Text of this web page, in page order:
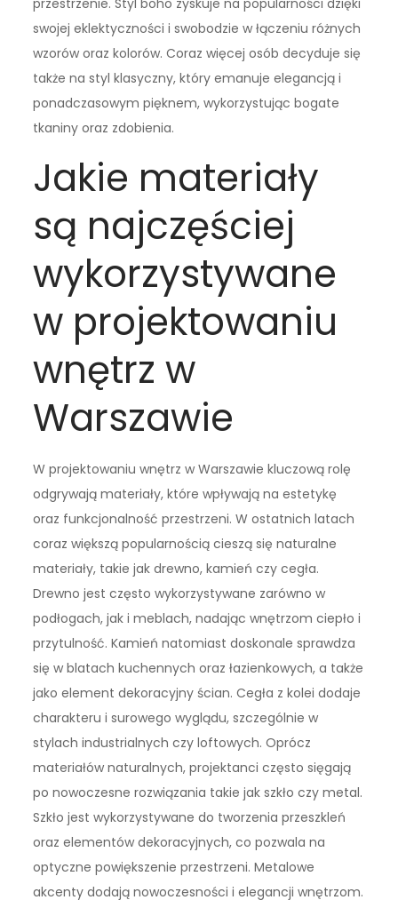
przestrzenie. Styl boho zyskuje na popularności dzięki
swojej eklektyczności i swobodzie w łączeniu różnych
wzorów oraz kolorów. Coraz więcej osób decyduje się
także na styl klasyczny, który emanuje elegancją i
ponadczasowym pięknem, wykorzystując bogate
tkaniny oraz zdobienia.
Jakie materiały
są najczęściej
wykorzystywane
w projektowaniu
wnętrz w
Warszawie
W projektowaniu wnętrz w Warszawie kluczową rolę
odgrywają materiały, które wpływają na estetykę
oraz funkcjonalność przestrzeni. W ostatnich latach
coraz większą popularnością cieszą się naturalne
materiały, takie jak drewno, kamień czy cegła.
Drewno jest często wykorzystywane zarówno w
podłogach, jak i meblach, nadając wnętrzom ciepło i
przytulność. Kamień natomiast doskonale sprawdza
się w blatach kuchennych oraz łazienkowych, a także
jako element dekoracyjny ścian. Cegła z kolei dodaje
charakteru i surowego wyglądu, szczególnie w
stylach industrialnych czy loftowych. Oprócz
materiałów naturalnych, projektanci często sięgają
po nowoczesne rozwiązania takie jak szkło czy metal.
Szkło jest wykorzystywane do tworzenia przeszkleń
oraz elementów dekoracyjnych, co pozwala na
optyczne powiększenie przestrzeni. Metalowe
akcenty dodają nowoczesności i elegancji wnętrzom.